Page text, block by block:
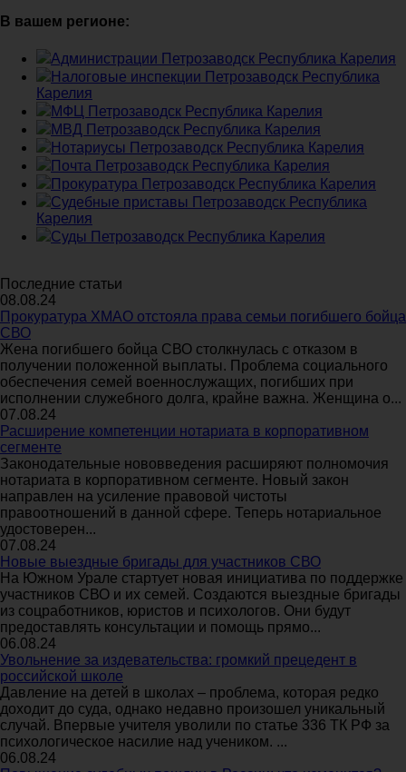
В вашем регионе:
Администрации Петрозаводск Республика Карелия
Налоговые инспекции Петрозаводск Республика
Карелия
МФЦ Петрозаводск Республика Карелия
МВД Петрозаводск Республика Карелия
Нотариусы Петрозаводск Республика Карелия
Почта Петрозаводск Республика Карелия
Прокуратура Петрозаводск Республика Карелия
Судебные приставы Петрозаводск Республика
Карелия
Суды Петрозаводск Республика Карелия
Последние статьи
08.08.24
Прокуратура ХМАО отстояла права семьи погибшего бойца
СВО
Жена погибшего бойца СВО столкнулась с отказом в
получении положенной выплаты. Проблема социального
обеспечения семей военнослужащих, погибших при
исполнении служебного долга, крайне важна. Женщина о...
07.08.24
Расширение компетенции нотариата в корпоративном
сегменте
Законодательные нововведения расширяют полномочия
нотариата в корпоративном сегменте. Новый закон
направлен на усиление правовой чистоты
правоотношений в данной сфере. Теперь нотариальное
удостоверен...
07.08.24
Новые выездные бригады для участников СВО
На Южном Урале стартует новая инициатива по поддержке
участников СВО и их семей. Создаются выездные бригады
из соцработников, юристов и психологов. Они будут
предоставлять консультации и помощь прямо...
06.08.24
Увольнение за издевательства: громкий прецедент в
российской школе
Давление на детей в школах – проблема, которая редко
доходит до суда, однако недавно произошел уникальный
случай. Впервые учителя уволили по статье 336 ТК РФ за
психологическое насилие над учеником. ...
06.08.24